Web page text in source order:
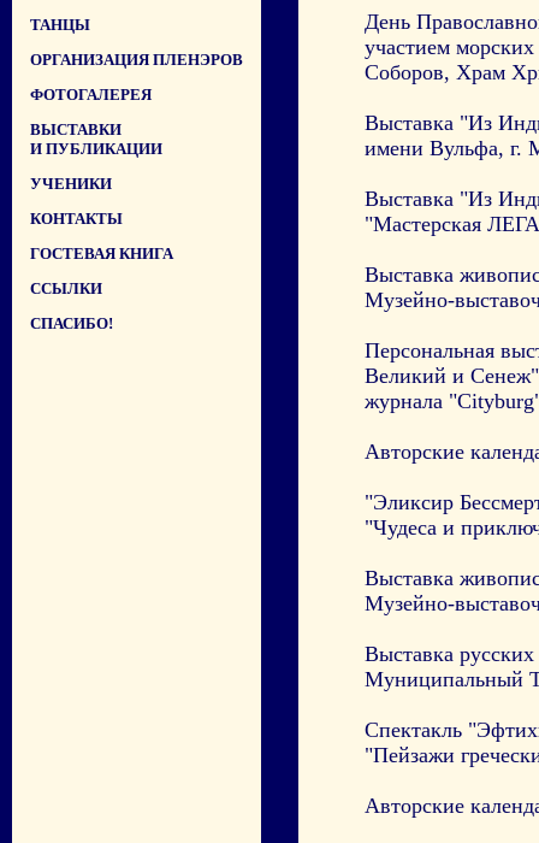
ТАНЦЫ
ОРГАНИЗАЦИЯ ПЛЕНЭРОВ
ФОТОГАЛЕРЕЯ
ВЫСТАВКИ
И ПУБЛИКАЦИИ
УЧЕНИКИ
КОНТАКТЫ
ГОСТЕВАЯ КНИГА
ССЫЛКИ
СПАСИБО!
День
участием
Соборов, Храм
Выставка "Из
имени Вульфа, г.
Выставка "Из
"Мастерская
Выставка
Музейно-
Персональная
Великий и
журнала
Авторские
"Эликсир
"Чудеса и
Выставка
Музейно-
Выставка
Муниципальный
Спектакль
"Пейзажи
Авторские